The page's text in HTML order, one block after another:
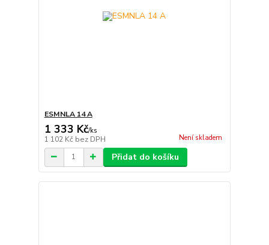
ESMNLA 14 A
1 333 Kč/ks
1 102 Kč bez DPH Není skladem
Přidat do košíku